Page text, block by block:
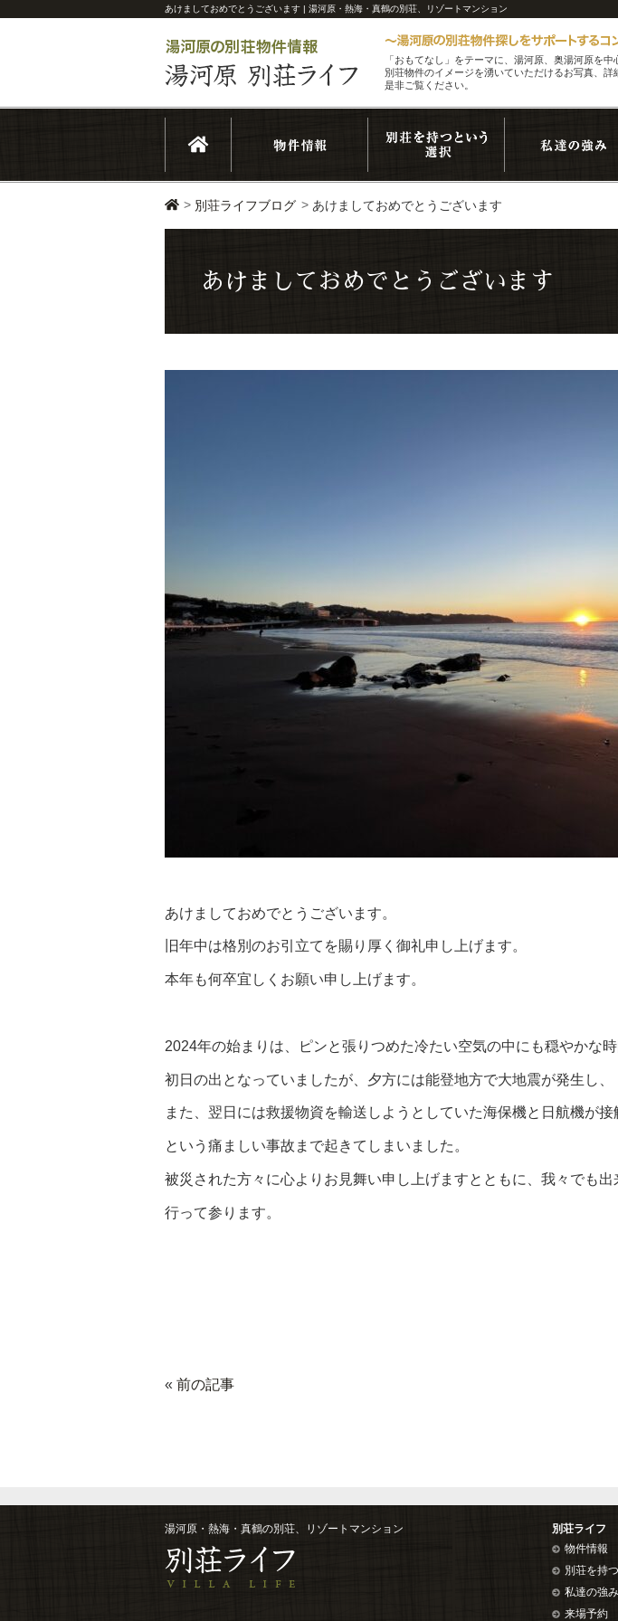
あけましておめでとうございます | 湯河原・熱海・真鶴の別荘、リゾートマンション
「おもてなし」をテーマに、湯河原、奥湯河原を中
別荘物件のイメージを湧いていただけるお写真、詳
是非ご覧ください。
> 別荘ライフブログ > あけましておめでとうございます
あけましておめでとうございます
あけましておめでとうございます。
旧年中は格別のお引立てを賜り厚く御礼申し上げます。
本年も何卒宜しくお願い申し上げます。
2024年の始まりは、ピンと張りつめた冷たい空気の中にも穏やかな
初日の出となっていましたが、夕方には能登地方で大地震が発生し、
また、翌日には救援物資を輸送しようとしていた海保機と日航機が接
という痛ましい事故まで起きてしまいました。
被災された方々に心よりお見舞い申し上げますとともに、我々でも出
行って参ります。
« 前の記事
湯河原・熱海・真鶴の別荘、リゾートマンション
別荘ライフ
物件情報
別荘を持
私達の強み
来場予約